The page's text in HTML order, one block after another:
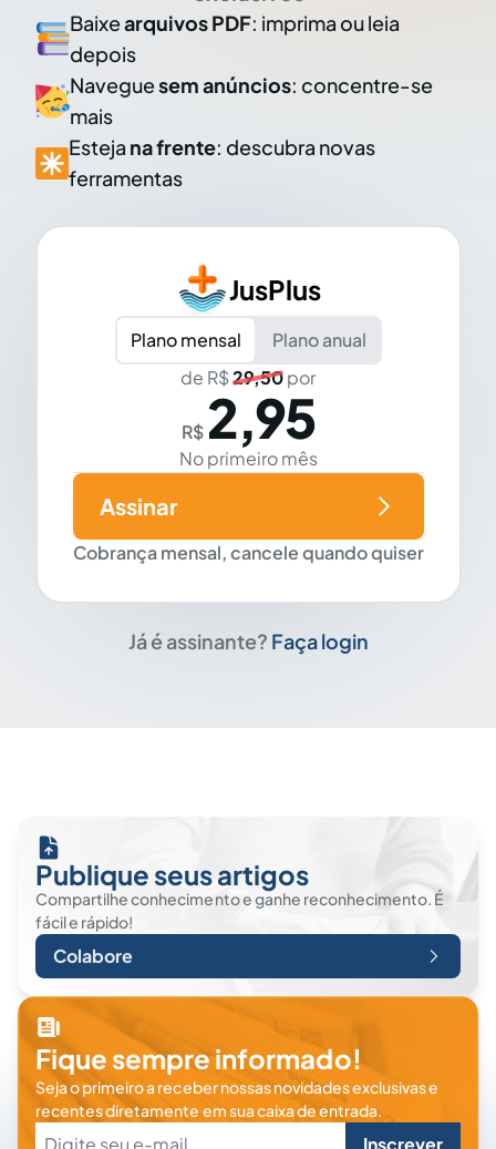
Baixearquivos PDF: imprima ou leia
depois
Naveguesem anúncios: concentre-se
mais
Esteja na frente: descubra novas
ferramentas
JusPlus
Plano mensal
Plano anual
de R$29,50por
R$ 2,95
No primeiro mês
Cobrança mensal, cancele quando quiser
Assinar
Já é assinante? Faça login
Publique seus artigos
Compartilhe conhecimento e ganhe reconhecimento. É
fácil e rápido!
Colabore
Fique sempre informado!
Seja o primeiro a receber nossas novidades exclusivas e
recentes diretamente em sua caixa de entrada.